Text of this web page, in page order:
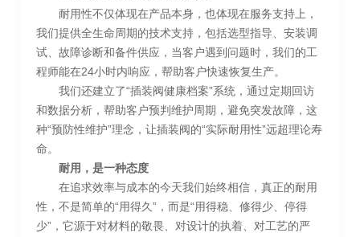
耐用性不仅体现在产品本身，也体现在服务支持上，
我们提供全生命周期的技术支持，包括选型指导、安装调
试、故障诊断和备件供应，当客户遇到问题时，我们的工
程师能在24小时内响应，帮助客户快速恢复生产。
我们还建立了“插装阀健康档案”系统，通过定期回访
和数据分析，帮助客户预判维护周期，避免突发故障，这
种“预防性维护”理念，让插装阀的“实际耐用性”远超理论寿
命。
耐用，是一种态度
在追求效率与成本的今天我们始终相信，真正的耐用
性，不是简单的“用得久”，而是“用得稳、修得少、停得
少”，它源于对材料的敬畏、对设计的执着、对工艺的严